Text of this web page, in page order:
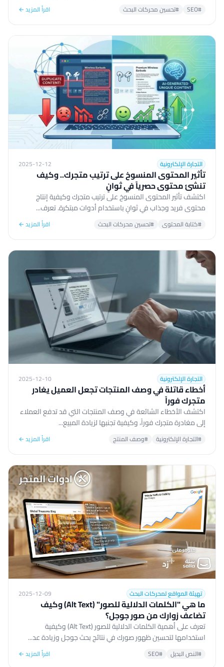
#SEO #تحسين محركات البحث اقرأ المزيد ←
التجارة الإلكترونية 2025-12-12
تأثير المحتوى المنسوخ على ترتيب متجرك.. وكيف
تنشئ محتوى حصرياً في ثوانٍ
اكتشف تأثير المحتوى المنسوخ على ترتيب متجرك وكيفية إنتاج
محتوى فريد وجذاب في ثوانٍ باستخدام أدوات مبتكرة. تعرف...
#كتابة المحتوى #تحسين محركات البحث اقرأ المزيد ←
التجارة الإلكترونية 2025-12-10
أخطاء قاتلة في وصف المنتجات تجعل العميل يغادر
متجرك فوراً
اكتشف الأخطاء الشائعة في وصف المنتجات التي قد تدفع العملاء
إلى مغادرة متجرك فوراً، وكيفية تجنبها لزيادة المبيع...
#التجارة الإلكترونية #وصف المنتج اقرأ المزيد ←
تهيئة المواقع لمحركات البحث 2025-12-09
ما هي "الكلمات الدلالية للصور" (Alt Text) وكيف
تضاعف زوارك من صور جوجل؟
تعرف على أهمية الكلمات الدلالية للصور (Alt Text) وكيفية
استخدامها لتحسين ظهور صورك في نتائج بحث جوجل وزيادة عد...
#النص البديل #SEO اقرأ المزيد ←